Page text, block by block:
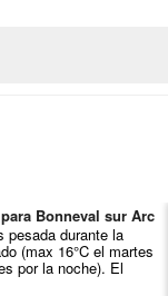
Bonneval sur Arc
pesada durante la
(max 16°C el martes
por la noche). El